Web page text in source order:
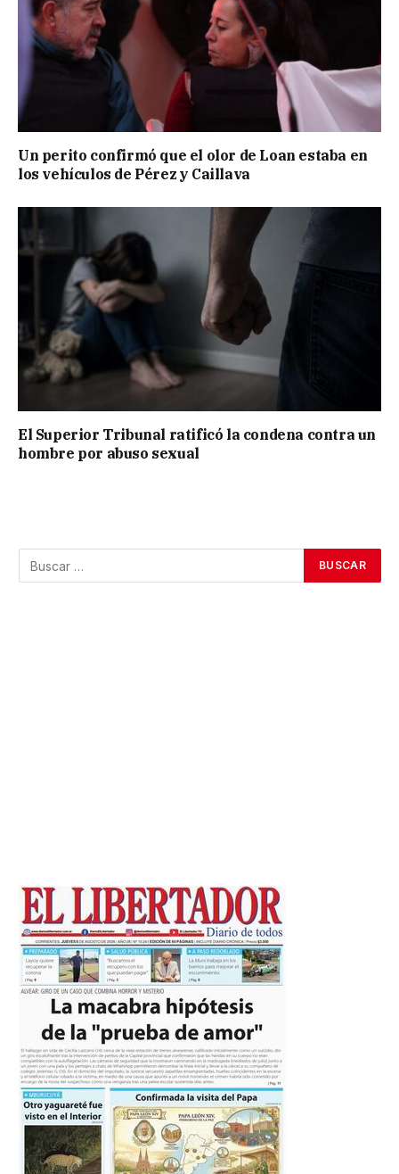
Un perito confirmó que el olor de Loan estaba en
los vehículos de Pérez y Caillava
El Superior Tribunal ratificó la condena contra un
hombre por abuso sexual